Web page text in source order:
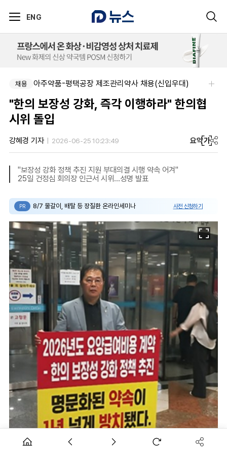
ENG
채용 아주약품-평택공장 제조관리약사 채용(신입우대)
"한의 보장성 강화, 즉각 이행하라" 한의협
시위 돌입
강혜경 기자 2026-06-25 10:23:49 요약가
"보장성 강화 정책 추진 지원 부대의결 시행 약속 어겨"
25일 건정심 회의장 인근서 시위…성명 발표
PR 8/7 물갈이, 배탈 등 장질환 온라인세미나 사전 신청하기